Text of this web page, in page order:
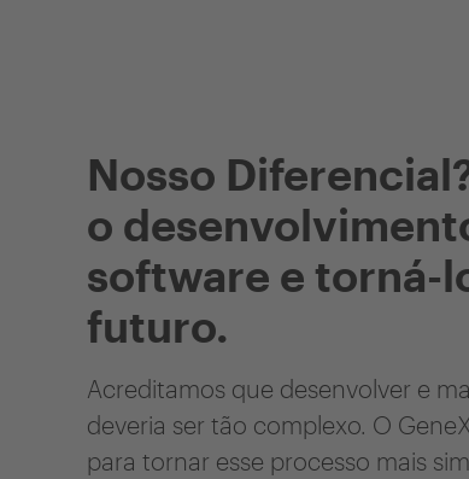
Nosso
o
software e torná-
futuro.
Acreditamos que desenvolver e
deveria ser tão complexo. O
para tornar esse processo mais